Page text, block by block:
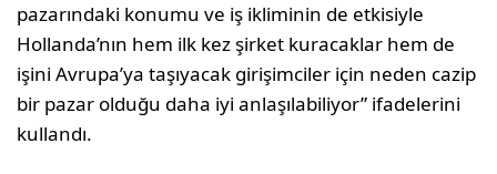
pazarındaki konumu ve iş ikliminin de etkisiyle
Hollanda’nın hem ilk kez şirket kuracaklar hem de
işini Avrupa’ya taşıyacak girişimciler için neden cazip
bir pazar olduğu daha iyi anlaşılabiliyor” ifadelerini
kullandı.